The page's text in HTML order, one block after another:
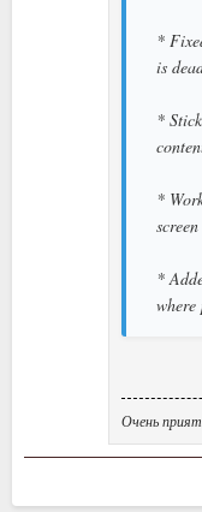
*
is
*
*
*
Очень